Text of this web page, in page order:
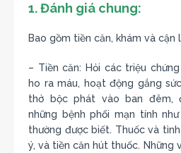
1. Đánh giá chung:
Bao gồm tiền căn, khám và cận
– Tiền căn: Hỏi các triệu
ho ra máu, hoạt động gắng
thở bộc phát vào ban đêm,
những bệnh phổi mạn tính
thường được biết. Thuốc và
ý, và tiền căn hút thuốc. Những